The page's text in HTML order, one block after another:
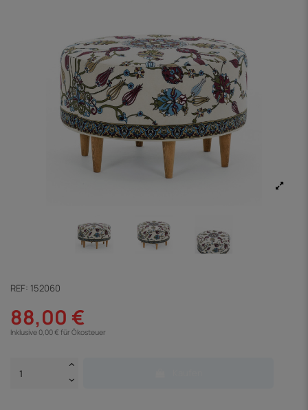
REF: 152060
88,00 €
Inklusive 0,00 € für Ökosteuer